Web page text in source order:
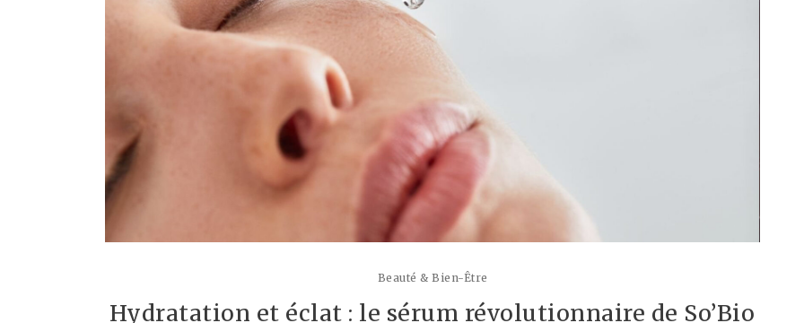
Beauté & Bien-Être
Hydratation et éclat : le sérum révolutionnaire de So’Bio